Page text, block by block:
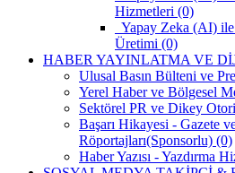
Hizmetleri (0)
Yapay Zeka (AI)
Üretimi (0)
HABER YAYINLATMA VE
Ulusal Basın Bülteni ve
Yerel Haber ve Bölgesel
Sektörel PR ve Dikey
Başarı Hikayesi - Gazete
Röportajları(Sponsorlu) (0)
Haber Yazısı - Yazdırma